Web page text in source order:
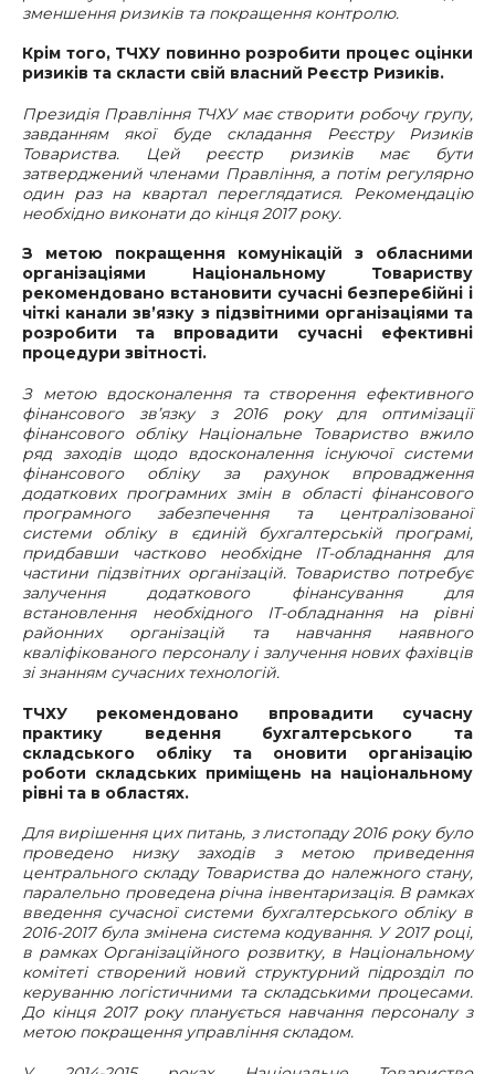
зменшення ризиків та покращення контролю.
Крім того, ТЧХУ повинно розробити процес оцінки
ризиків та скласти свій власний Реєстр Ризиків.
Президія Правління ТЧХУ має створити робочу групу,
завданням якої буде складання Реєстру Ризиків
Товариства. Цей реєстр ризиків має бути
затверджений членами Правління, а потім регулярно
один раз на квартал переглядатися. Рекомендацію
необхідно виконати до кінця 2017 року.
З метою покращення комунікацій з обласними
організаціями Національному Товариству
рекомендовано встановити сучасні безперебійні і
чіткі канали зв’язку з підзвітними організаціями та
розробити та впровадити сучасні ефективні
процедури звітності.
З метою вдосконалення та створення ефективного
фінансового зв’язку з 2016 року для оптимізації
фінансового обліку Національне Товариство вжило
ряд заходів щодо вдосконалення існуючої системи
фінансового обліку за рахунок впровадження
додаткових програмних змін в області фінансового
програмного забезпечення та централізованої
системи обліку в єдиній бухгалтерській програмі,
придбавши частково необхідне ІТ-обладнання для
частини підзвітних організацій. Товариство потребує
залучення додаткового фінансування для
встановлення необхідного ІТ-обладнання на рівні
районних організацій та навчання наявного
кваліфікованого персоналу і залучення нових фахівців
зі знанням сучасних технологій.
ТЧХУ рекомендовано впровадити сучасну
практику ведення бухгалтерського та
складського обліку та оновити організацію
роботи складських приміщень на національному
рівні та в областях.
Для вирішення цих питань, з листопаду 2016 року було
проведено низку заходів з метою приведення
центрального складу Товариства до належного стану,
паралельно проведена річна інвентаризація. В рамках
введення сучасної системи бухгалтерського обліку в
2016-2017 була змінена система кодування. У 2017 році,
в рамках Організаційного розвитку, в Національному
комітеті створений новий структурний підрозділ по
керуванню логістичними та складськими процесами.
До кінця 2017 року планується навчання персоналу з
метою покращення управління складом.